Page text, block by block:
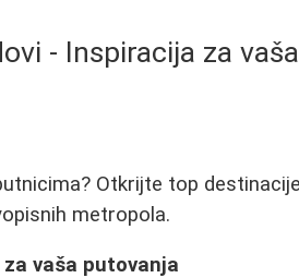
- Inspiracija za
Otkrijte top
metropola.
vaša putovanja